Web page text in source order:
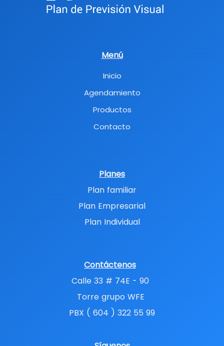
Menú
Inicio
Agendamiento
Productos
Contacto
Planes
Plan familiar
Plan Empresarial
Plan Individual
Contáctenos
Calle 33 # 74E - 90
Torre grupo WFE
PBX ( 604 ) 322 55 99